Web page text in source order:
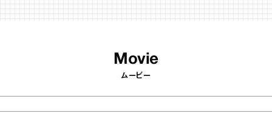
Movie
ムービー